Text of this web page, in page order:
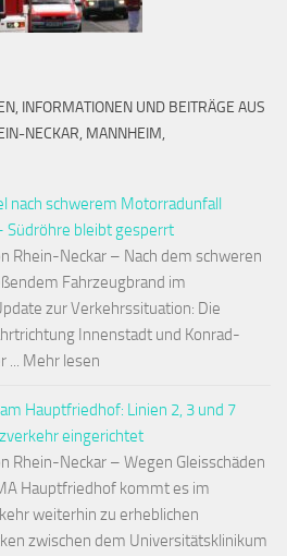
INFORMATIONEN UND BEITRÄGE AUS
NECKAR, MANNHEIM,
nach schwerem Motorradunfall
bleibt gesperrt
Rhein-Neckar – Nach dem schweren
Fahrzeugbrand im
zur Verkehrssituation: Die
Innenstadt und Konrad-
... Mehr lesen
Hauptfriedhof: Linien 2, 3 und 7
eingerichtet
Rhein-Neckar – Wegen Gleisschäden
Hauptfriedhof kommt es im
weiterhin zu erheblichen
zwischen dem Universitätsklinikum